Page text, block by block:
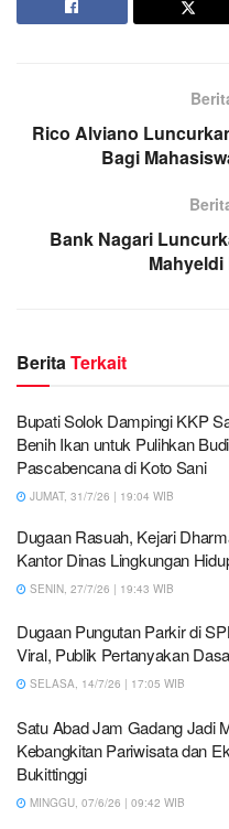
Rico Alviano
Bagi
Bank Nagari
BeritaTerkait
Bupati Solok Dampingi KKP
Benih Ikan untuk Pulihkan
Pascabencana di Koto Sani
JUMAT, 31/7/26 | 19:04 WIB
Dugaan Rasuah, Kejari
Kantor Dinas Lingkungan
SENIN, 27/7/26 | 19:43 WIB
Dugaan Pungutan Parkir di
Viral, Publik Pertanyakan
SELASA, 14/7/26 | 17:05 WIB
Satu Abad Jam Gadang Jadi
Kebangkitan Pariwisata dan
Bukittinggi
MINGGU, 07/6/26 | 09:42 WIB